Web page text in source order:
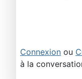
Connexion ou
à la